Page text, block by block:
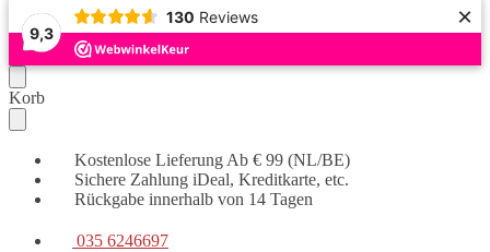
9,3
130 Reviews ×
Weiter
zur
Navigation
Zum
Inhalt
springen
Korb
Kostenlose Lieferung Ab € 99 (NL/BE)
Sichere Zahlung iDeal, Kreditkarte, etc.
Rückgabe innerhalb von 14 Tagen
035 6246697